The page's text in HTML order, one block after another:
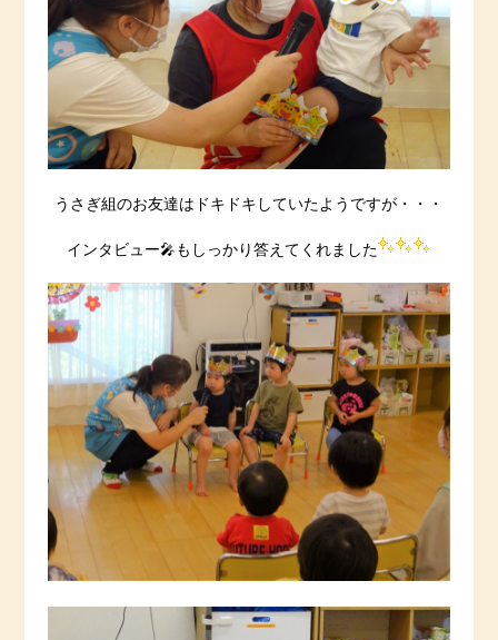
うさぎ組のお友達はドキドキしていたようですが・・・
インタビュー🎤もしっかり答えてくれました